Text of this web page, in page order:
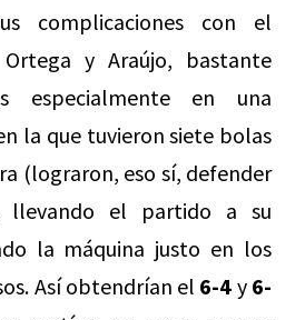
complicaciones con el
y Araújo, bastante
especialmente en una
la que tuvieron siete bolas
(lograron, eso sí, defender
llevando el partido a su
la máquina justo en los
Así obtendrían el 6-4 y 6-